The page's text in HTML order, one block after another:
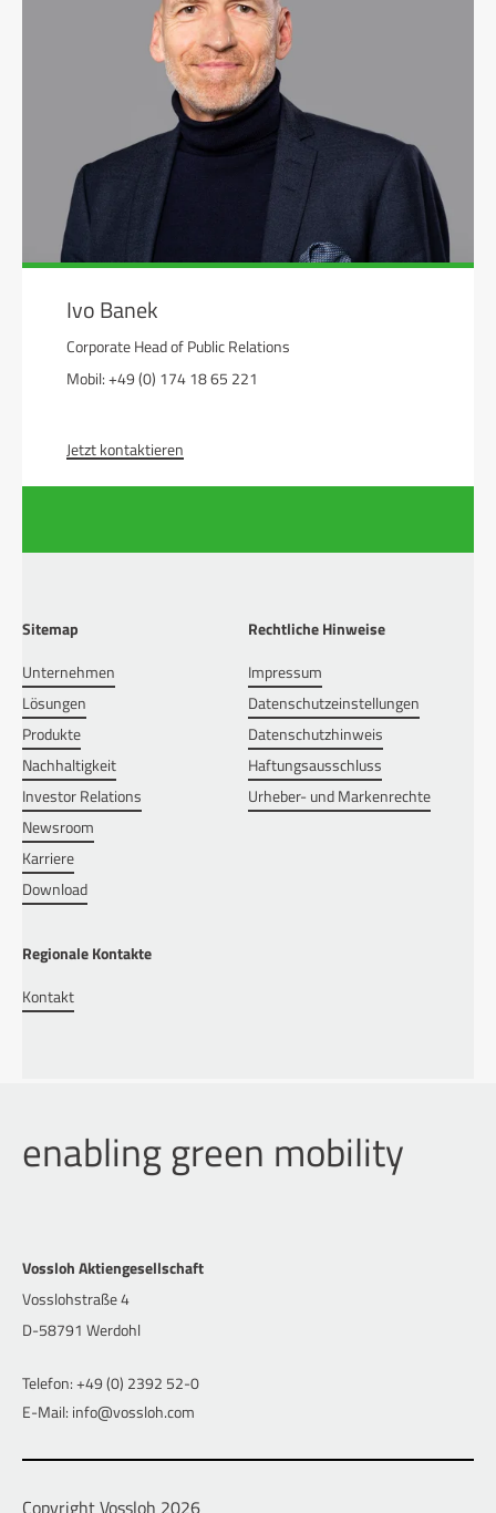
Ivo Banek
Corporate Head of Public Relations
Mobil: +49 (0) 174 18 65 221
Jetzt kontaktieren
Sitemap
Unternehmen
Lösungen
Produkte
Nachhaltigkeit
Investor Relations
Newsroom
Karriere
Download
Rechtliche Hinweise
Impressum
Datenschutzeinstellungen
Datenschutzhinweis
Haftungsausschluss
Urheber- und Markenrechte
Regionale Kontakte
Kontakt
enabling green mobility
Vossloh Aktiengesellschaft
Vosslohstraße 4
D-58791 Werdohl
Telefon: +49 (0) 2392 52-0
E-Mail: info@vossloh.com
Copyright Vossloh 2026